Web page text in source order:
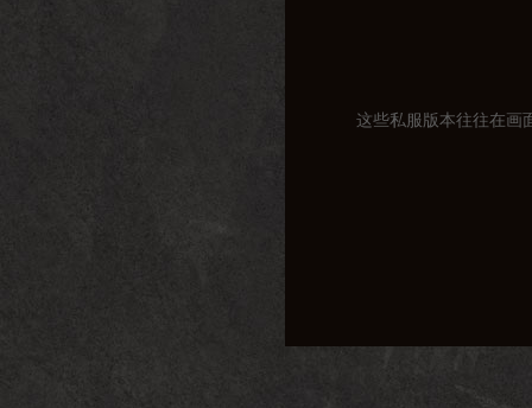
这些私服版本往往在画